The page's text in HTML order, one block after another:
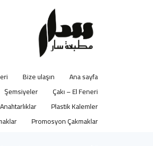
Ana sayfa
Bize ulaşın
Çakı – El Feneri
Şemsiyeler
Plastik Kalemler
Promosyon Çakmaklar